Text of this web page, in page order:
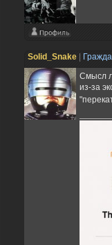
Solid_Snake
Смысл
из-за